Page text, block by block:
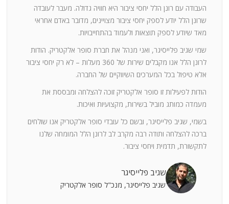
העבודה עם רונן הלל יחסי ציבור היא חוויה גדולה. מעבר לעובדה
שרונן הלל יודע לספק יחסי ציבור מצויינים, מדובר באדם אחראי
מאד שיודע לספק תוצאות ולעמוד בהתחייבויות.
שמי שגיב פלייסיגר, ואני מנהל את חברת סופר אלקטריק. הודות
לרונן הלל אנו מקבלים שירות של 360 מעלות – לא רק יחסי ציבור
אלא טיפול בכל המערכים השיווקיים של החברה.
הודות לפעילות זו סופר אלקטריק זוכה להצלחה ומבססת את
מעמדה כמותג מוביל בשירות, מקצועיות ואיכות.
בשמי, שגיב פלייסיגר, ובשם כל עובדי סופר אלקטריק אנו שולחים
ברכה להצלחה ותודה רבה מקרב לב לרונן הלל המומחה שלנו
לתקשורת, תדמית ויחסי ציבור.
שגיב פלייסיגר
שגיב פלייסיגר, מנכ"ל סופר אלקטריק